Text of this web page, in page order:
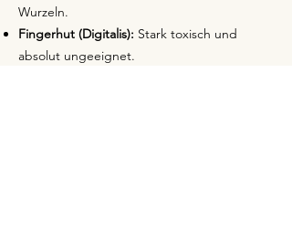
Wurzeln.
Fingerhut (Digitalis): Stark toxisch und
absolut ungeeignet.